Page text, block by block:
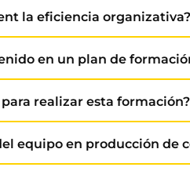
la eficiencia organizativa?
en un plan de
realizar esta formación?
equipo en producción de